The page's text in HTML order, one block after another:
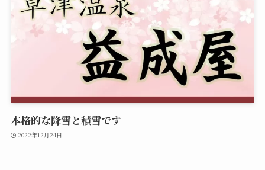
本格的な降雪と積雪です
2022年12月24日